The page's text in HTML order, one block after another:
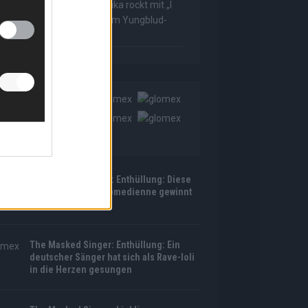
Masked Singer: Muuhnika rockt mit „I
Made For Loving You“ im Yungblud-
The Masked Singer: Enthüllung: Diese
Moderatorin und Comedienne gewinnt
The Masked Singer: Enthüllung: Ein
deutscher Sänger hat sich als Rave-Ioli
in die Herzen gesungen